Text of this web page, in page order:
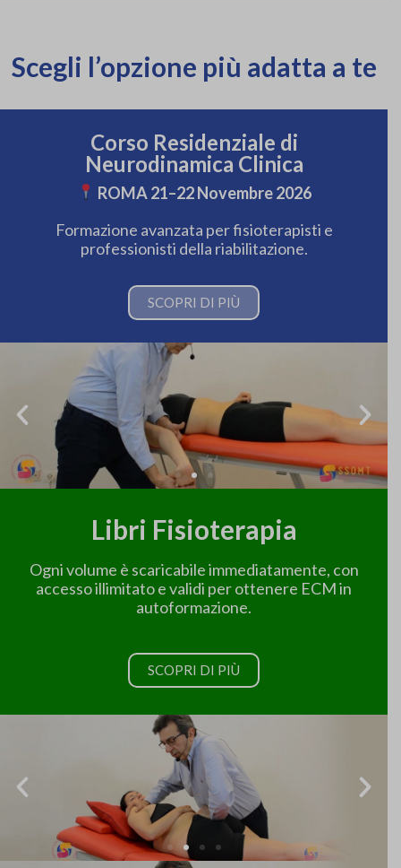
Scegli l’opzione più adatta a te
Corso Residenziale di
Neurodinamica Clinica
ROMA 21–22 Novembre 2026
Formazione avanzata per fisioterapisti e
professionisti della riabilitazione.
SCOPRI DI PIÙ
Libri Fisioterapia
Ogni volume è scaricabile immediatamente, con
accesso illimitato e validi per ottenere ECM in
autoformazione.
SCOPRI DI PIÙ